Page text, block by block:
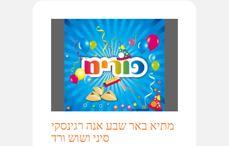
מתיא באר שבע אנה רגינסקי
סיני ושוש ורד